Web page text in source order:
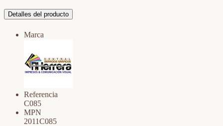
Detalles del producto
Marca
Referencia
C085
MPN
2011C085